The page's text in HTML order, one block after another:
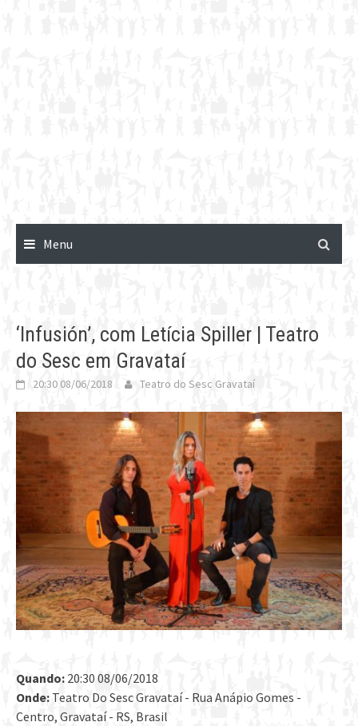
Menu
‘Infusión’, com Letícia Spiller | Teatro
do Sesc em Gravataí
20:30 08/06/2018 Teatro do Sesc Gravataí
Quando: 20:30 08/06/2018
Onde: Teatro Do Sesc Gravataí - Rua Anápio Gomes -
Centro, Gravataí - RS, Brasil